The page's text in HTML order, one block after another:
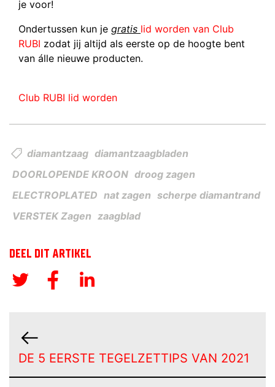
je voor!
Ondertussen kun je gratis lid worden van Club
RUBI zodat jij altijd als eerste op de hoogte bent
van álle nieuwe producten.
Club RUBI lid worden
diamantzaag diamantzaagbladen
DOORLOPENDE KROON droog zagen
ELECTROPLATED nat zagen scherpe diamantrand
VERSTEK Zagen zaagblad
DEEL DIT ARTIKEL
DE 5 EERSTE TEGELZETTIPS VAN 2021